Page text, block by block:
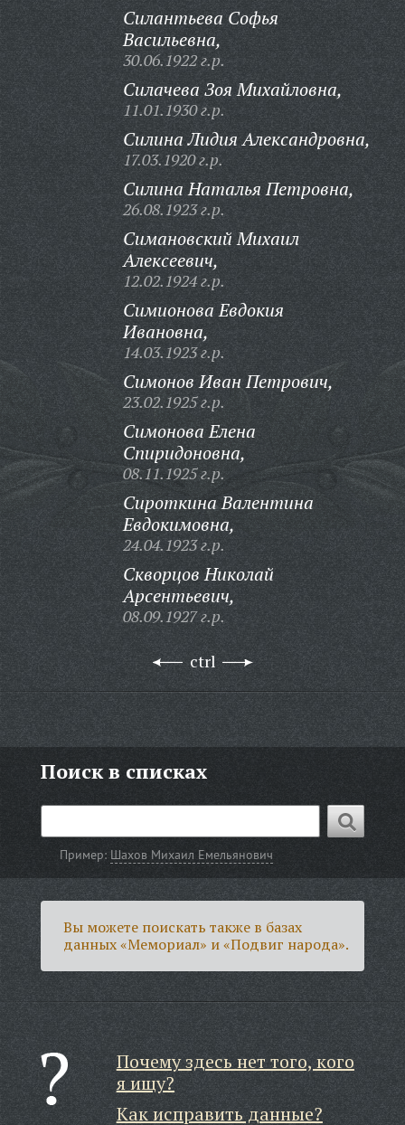
Силантьева Софья
Васильевна,
30.06.1922 г.р.
Силачева Зоя Михайловна,
11.01.1930 г.р.
Силина Лидия Александровна,
17.03.1920 г.р.
Силина Наталья Петровна,
26.08.1923 г.р.
Симановский Михаил
Алексеевич,
12.02.1924 г.р.
Симионова Евдокия
Ивановна,
14.03.1923 г.р.
Симонов Иван Петрович,
23.02.1925 г.р.
Симонова Елена
Спиридоновна,
08.11.1925 г.р.
Сироткина Валентина
Евдокимовна,
24.04.1923 г.р.
Скворцов Николай
Арсентьевич,
08.09.1927 г.р.
ctrl
Поиск в списках
Пример: Шахов Михаил Емельянович
Вы можете поискать также в базах
данных «Мемориал» и «Подвиг народа».
Почему здесь нет того, кого
я ищу?
Как исправить данные?